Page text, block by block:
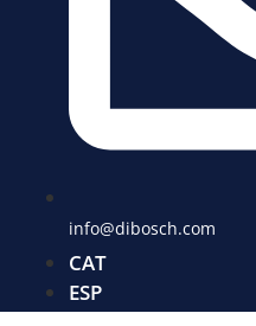
info@dibosch.com
CAT
ESP